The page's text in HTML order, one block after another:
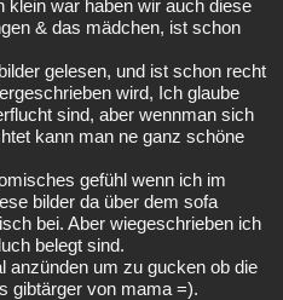
klein war haben wir auch diese
& das mädchen, ist schon
gelesen, und ist schon recht
wird, Ich glaube
sind, aber wennman sich
kann man ne ganz schöne
gefühl wenn ich im
bilder da über dem sofa
bei. Aber wiegeschrieben ich
belegt sind.
anzünden um zu gucken ob die
gibtärger von mama =).